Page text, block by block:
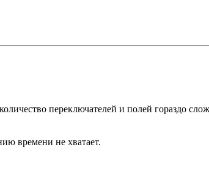
переключателей и полей гораздо
времени не хватает.